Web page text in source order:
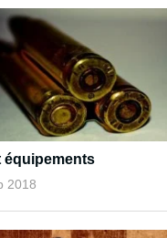
équipements
2018